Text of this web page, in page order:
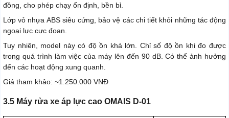
đồng, cho phép chạy ổn định, bền bỉ.
Lớp vỏ nhựa ABS siêu cứng, bảo vệ các chi tiết khỏi những tác động
ngoại lực cực đoan.
Tuy nhiên, model này có độ ồn khá lớn. Chỉ số độ ồn khi đo được
trong quá trình làm việc của máy lên đến 90 dB. Có thể ảnh hưởng
đến các hoạt động xung quanh.
Giá tham khảo: ~1.250.000 VNĐ
3.5 Máy rửa xe áp lực cao OMAIS D-01